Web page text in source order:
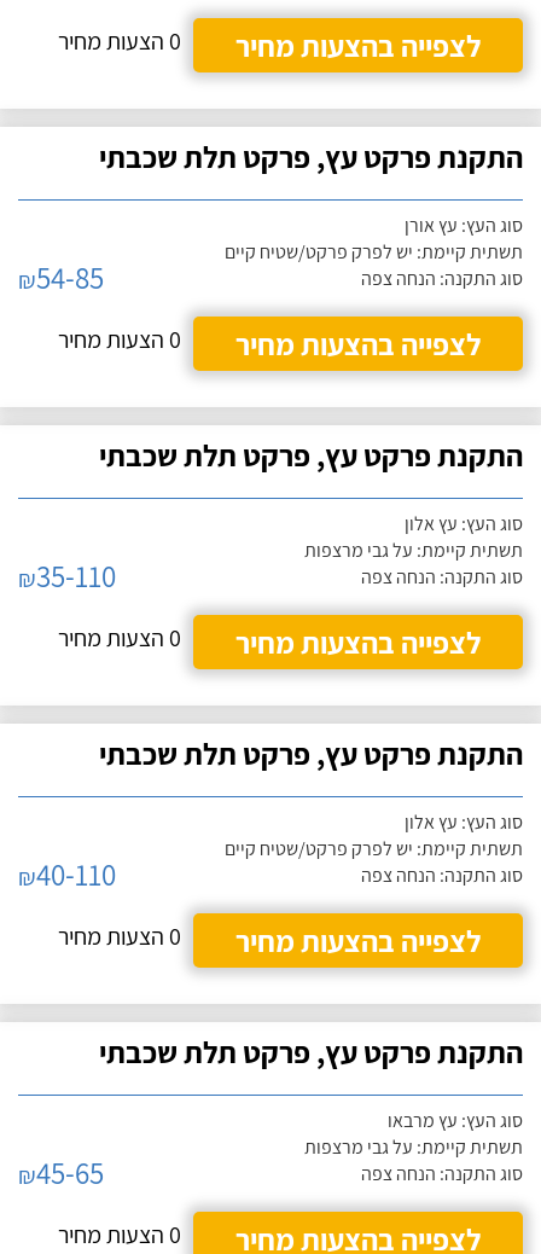
לצפייה בהצעות מחיר
0 הצעות מחיר
התקנת פרקט עץ, פרקט תלת שכבתי
סוג העץ: עץ אורן
תשתית קיימת: יש לפרק פרקט/שטיח קיים
סוג התקנה: הנחה צפה
₪54-85
לצפייה בהצעות מחיר
0 הצעות מחיר
התקנת פרקט עץ, פרקט תלת שכבתי
סוג העץ: עץ אלון
תשתית קיימת: על גבי מרצפות
סוג התקנה: הנחה צפה
₪35-110
לצפייה בהצעות מחיר
0 הצעות מחיר
התקנת פרקט עץ, פרקט תלת שכבתי
סוג העץ: עץ אלון
תשתית קיימת: יש לפרק פרקט/שטיח קיים
סוג התקנה: הנחה צפה
₪40-110
לצפייה בהצעות מחיר
0 הצעות מחיר
התקנת פרקט עץ, פרקט תלת שכבתי
סוג העץ: עץ מרבאו
תשתית קיימת: על גבי מרצפות
סוג התקנה: הנחה צפה
₪45-65
לצפייה בהצעות מחיר
0 הצעות מחיר